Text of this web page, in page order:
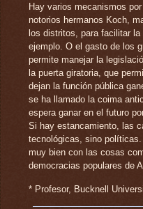
Hay varios mecanismos
notorios hermanos Koch,
los distritos, para facilitar
ejemplo. O el gasto de los
permite manejar la
la puerta giratoria, que
dejan la función pública
se ha llamado la coima
espera ganar en el futuro
Si hay estancamiento, las
tecnológicas, sino
muy bien con las cosas
democracias populares de
* Profesor, Bucknell